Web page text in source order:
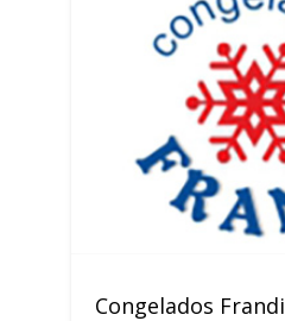
Congelados Frandi